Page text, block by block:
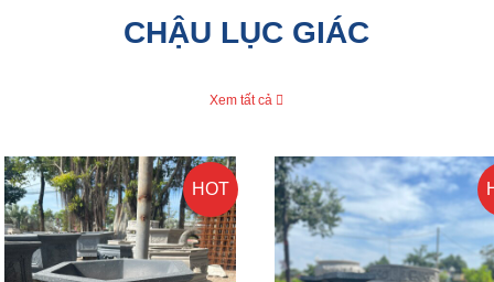
CHẬU LỤC GIÁC
Xem tất cả
HOT